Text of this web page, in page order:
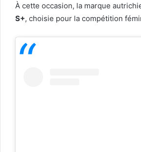
À cette occasion, la marque
S+, choisie pour la compétition